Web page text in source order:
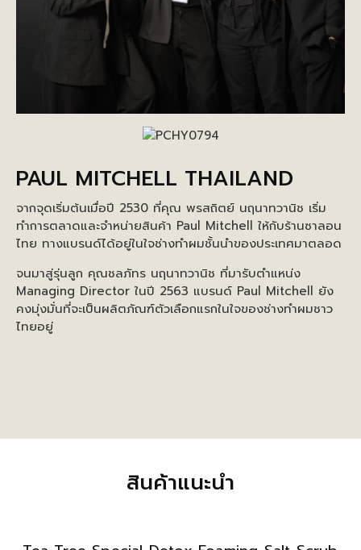
PAUL MITCHELL THAILAND
จากจุดเริ่มต้นเมื่อปี 2530 ที่คุณ พรสถิตย์ นฤนาทวานิช เริ่ม
ทำการตลาดและจำหน่ายสินค้า Paul Mitchell ให้กับร้านซาลอน
ไทย ทางแบรนด์ได้อยู่ในใจช่างทำผมชั้นนำของประเทศมาตลอด
จนมาสู่รุ่นลูก คุณชลภัทร นฤนาทวานิช ที่มารับตำแหน่ง
Managing Director ในปี 2563 แบรนด์ Paul Mitchell ยัง
คงมุ่งมั่นที่จะเป็นผลิตภัณฑ์ตัวเลือกแรกในใจของช่างทำผมชาว
ไทยอยู่
สินค้าแนะนำ